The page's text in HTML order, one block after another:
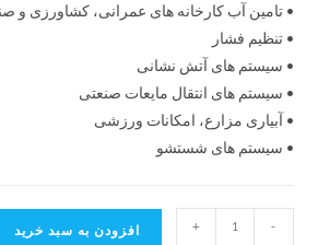
• تامین آب کارخانه های عمرانی، کشاورزی و
• تنظیم فشار
• سیستم های آتش نشانی
• سیستم های انتقال مایعات صنعتی
• آبیاری مزارع، امکانات ورزشی
• سیستم های شستشو
-
+ افزودن به سبد خرید